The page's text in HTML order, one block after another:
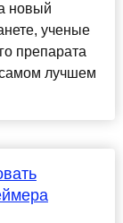
новый
ученые
препарата
лучшем